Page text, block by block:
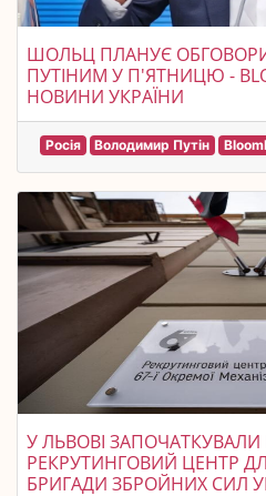
ШОЛЬЦ ПЛАНУЄ
ПУТІНИМ У П'ЯТНИЦЮ -
НОВИНИ УКРАЇНИ
Росія Володимир Путін
У ЛЬВОВІ
РЕКРУТИНГОВИЙ ЦЕНТР
БРИГАДИ ЗБРОЙНИХ СИЛ